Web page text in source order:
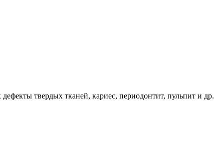
твердых тканей, кариес, периодонтит, пульпит и др.